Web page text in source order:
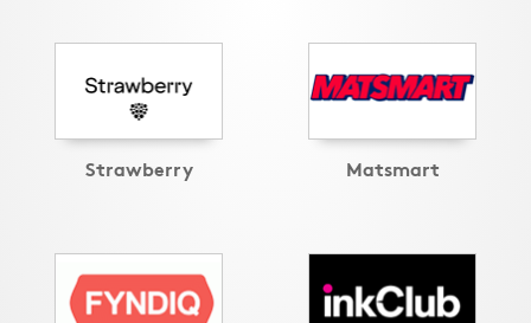
Strawberry Matsmart